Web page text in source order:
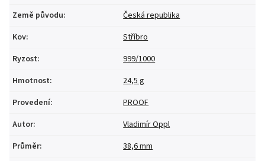
Země původu:
Česká republika
Kov:
Stříbro
Ryzost:
999/1000
Hmotnost:
24,5 g
Provedení:
PROOF
Autor:
Vladimír Oppl
Průměr: 38,6 mm